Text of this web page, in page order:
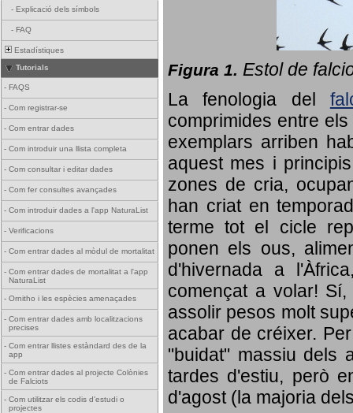
- Explicació dels símbols
- FAQ
Estadístiques
Tutorials
- FAQS
- Com registrar-se
- Com entrar dades
- Com introduir una llista completa
- Com consultar i editar dades
- Com fer consultes avançades
- Com introduir dades a l'app NaturaList
- Verificacions
- Com entrar dades al mòdul de mortalitat
- Com entrar dades de mortalitat a l'app
NaturaList
- Ornitho i les espècies amenaçades
- Com entrar dades amb localitzacions
precises
- Com entrar llistes estàndard des de la
app
- Com entrar dades al projecte Colònies
de Falciots
- Com utilitzar els codis d'estudi o
projectes
Figura 1. Estol de
La fenologia del
comprimides entre
exemplars arriben
aquest mes i
zones de cria,
han criat en
terme tot el cicle
ponen els ous,
d'hivernada a
començat a volar!
assolir pesos molt
acabar de créixer.
"buidat" massiu dels
tardes d'estiu, però
d'agost (la majoria